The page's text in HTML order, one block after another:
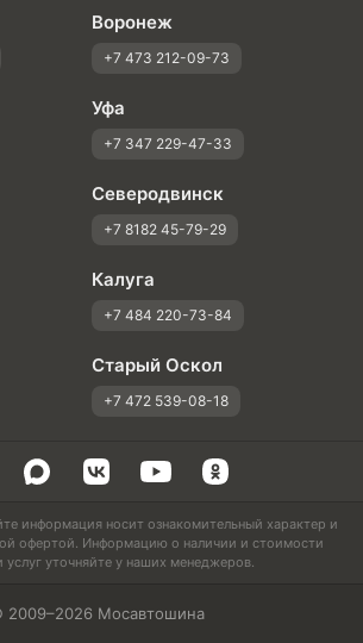
Воронеж
+7 473 212-09-73
Уфа
+7 347 229-47-33
Северодвинск
+7 8182 45-79-29
Калуга
+7 484 220-73-84
Старый Оскол
+7 472 539-08-18
информация носит ознакомительный характер и
офертой. Информацию о наличии и стоимости
услуг уточняйте у наших менеджеров.
2009–2026 Мосавтошина